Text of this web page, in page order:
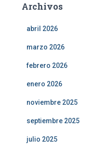
Archivos
abril 2026
marzo 2026
febrero 2026
enero 2026
noviembre 2025
septiembre 2025
julio 2025